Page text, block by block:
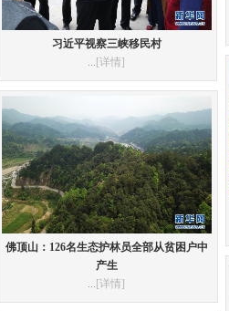
习近平视察三峡移民村
...[详情]
佛顶山：126名生态护林员全部从贫困户中
产生
...[详情]